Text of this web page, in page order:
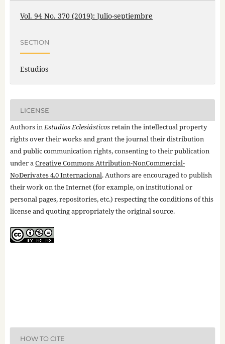
Vol. 94 No. 370 (2019): Julio-septiembre
SECTION
Estudios
LICENSE
Authors inEstudios Eclesiásticosretain the intellectual property
rights over their works and grant the journal their distribution
and public communication rights, consenting to their publication
under aCreative Commons Attribution-NonCommercial-
NoDerivates 4.0 Internacional. Authors are encouraged to publish
their work on the Internet (for example, on institutional or
personal pages, repositories, etc.) respecting the conditions of this
license and quoting appropriately the original source.
HOW TO CITE